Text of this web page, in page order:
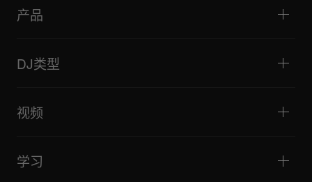
产品
DJ混音器
一体化DJ系统
DJ采样器
DJ效果器
监听扬声器
便携式DJ扬声器
DJ类型
直播
酒吧与小型场地
唱盘主义与对决
音乐制作
视频
教程
技巧和窍门
学习